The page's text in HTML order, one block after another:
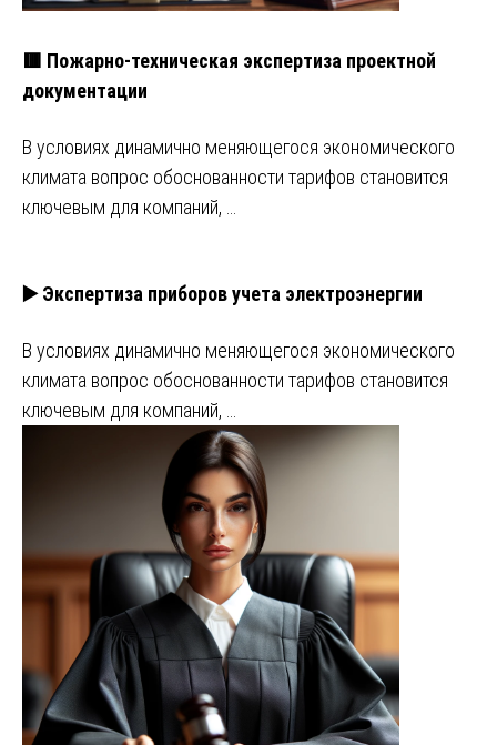
🟥 Пожарно-техническая экспертиза проектной
документации
В условиях динамично меняющегося экономического
климата вопрос обоснованности тарифов становится
ключевым для компаний, …
▶️ Экспертиза приборов учета электроэнергии
В условиях динамично меняющегося экономического
климата вопрос обоснованности тарифов становится
ключевым для компаний, …